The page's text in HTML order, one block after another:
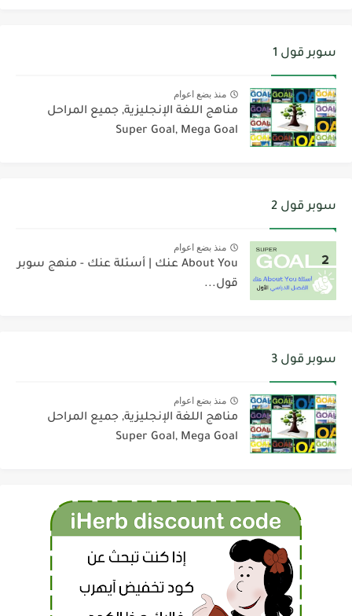
سوبر قول 1
منذ بضع اعوام
مناهج اللغة الإنجليزية, جميع المراحل
Super Goal, Mega Goal
سوبر قول 2
منذ بضع اعوام
About You عنك | أسئلة عنك - منهج سوبر
قول...
سوبر قول 3
منذ بضع اعوام
مناهج اللغة الإنجليزية, جميع المراحل
Super Goal, Mega Goal